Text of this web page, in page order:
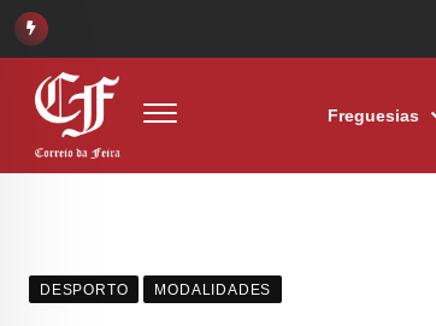
Freguesias
DESPORTO MODALIDADES